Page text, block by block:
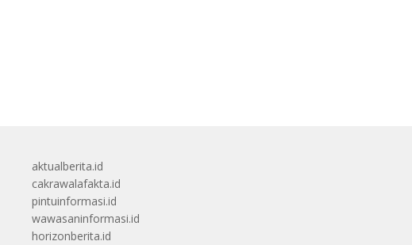
aktualberita.id
cakrawalafakta.id
pintuinformasi.id
wawasaninformasi.id
horizonberita.id